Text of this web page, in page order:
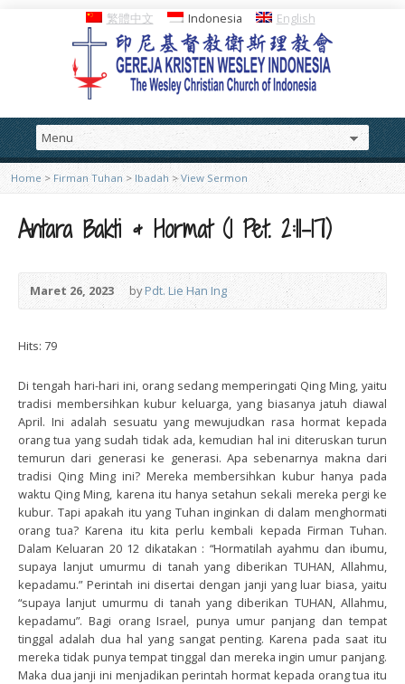
繁體中文 Indonesia English
Home > Firman Tuhan > Ibadah >View Sermon
Antara Bakti & Hormat (1 Pet. 2:11-17)
Maret 26, 2023 byPdt. Lie Han Ing
Hits: 79
Di tengah hari-hari ini, orang sedang memperingati Qing Ming, yaitu
tradisi membersihkan kubur keluarga, yang biasanya jatuh diawal
April. Ini adalah sesuatu yang mewujudkan rasa hormat kepada
orang tua yang sudah tidak ada, kemudian hal ini diteruskan turun
temurun dari generasi ke generasi. Apa sebenarnya makna dari
tradisi Qing Ming ini? Mereka membersihkan kubur hanya pada
waktu Qing Ming, karena itu hanya setahun sekali mereka pergi ke
kubur. Tapi apakah itu yang Tuhan inginkan di dalam menghormati
orang tua? Karena itu kita perlu kembali kepada Firman Tuhan.
Dalam Keluaran 20 12 dikatakan : “Hormatilah ayahmu dan ibumu,
supaya lanjut umurmu di tanah yang diberikan TUHAN, Allahmu,
kepadamu.” Perintah ini disertai dengan janji yang luar biasa, yaitu
“supaya lanjut umurmu di tanah yang diberikan TUHAN, Allahmu,
kepadamu”. Bagi orang Israel, punya umur panjang dan tempat
tinggal adalah dua hal yang sangat penting. Karena pada saat itu
mereka tidak punya tempat tinggal dan mereka ingin umur panjang.
Maka dua janji ini menjadikan perintah hormat kepada orang tua itu